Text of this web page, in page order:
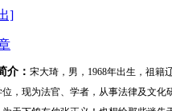
]
介： 宋大琦，男，1968年出生，祖籍
位，现为法官、学者，从事法律及文